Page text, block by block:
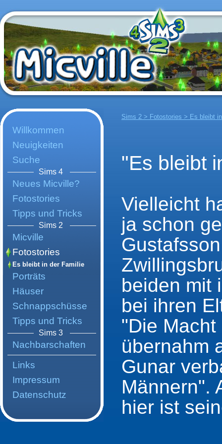
Sims 2 > Fotostories > Es bleibt
Willkommen
Neuigkeiten
Suche
Sims 4
Neues Micville?
Fotostories
Tipps und Tricks
Sims 2
Micville
Fotostories
Es bleibt in der Familie
Porträts
Häuser
Schnappschüsse
Tipps und Tricks
Sims 3
Nachbarschaften
Links
Impressum
Datenschutz
"Es bleibt
Vielleicht
ja schon
beiden mit
bei ihren
"Die
übernahm
Gunar
Männern".
hier ist